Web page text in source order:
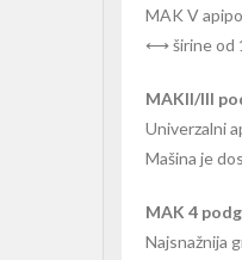
MAK V
⟷ širine od
MAKII/III
Univerzalni
Mašina je
MAK 4
Najsnažnija